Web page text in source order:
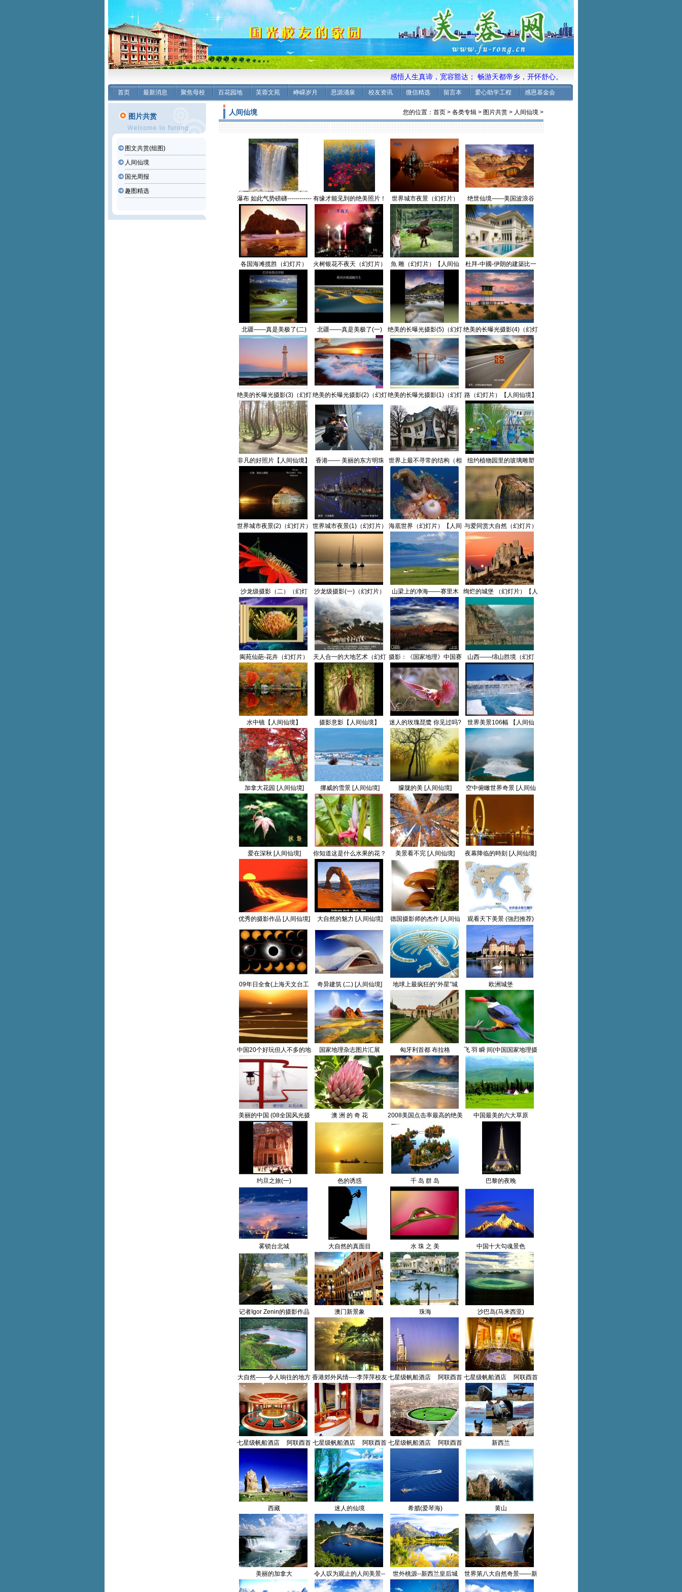
感悟人生真谛，宽容豁达； 畅游天都帝乡，开怀舒心。 感悟人生真谛，宽容豁达；
首页 最新消息 聚焦母校 百花园地 芙蓉文苑 峥嵘岁月 思源涌泉 校友资讯 微信精选 留言本 爱心助学工程 感恩基金会
图片共赏
图文共赏(组图)
人间仙境
国光周报
趣图精选
人间仙境 您的位置： 首页 > 各类专辑 > 图片共赏 > 人间仙境 >
瀑布 如此气势磅礴------------
----------【人间仙境】
有缘才能见到的绝美照片！
【人间仙境】
世界城市夜景（幻灯片）
【人间仙境】
绝世仙境——美国波浪谷
（幻灯片）【图文共赏】
各国海滩揽胜（幻灯片）
【人间仙境】
火树银花不夜天（幻灯片）
魚 雕（幻灯片）【人间仙
境】
杜拜-中國-伊朗的建築比一
比（幻灯片）【人间仙境】
北疆——真是美极了(二)
（幻灯片）【人间仙境】
北疆——真是美极了(一)
（幻灯片）【人间仙境】
绝美的长曝光摄影(5)（幻灯
片）【人间仙境】
绝美的长曝光摄影(4)（幻灯
片）【人间仙境】
绝美的长曝光摄影(3)（幻灯
片）【人间仙境】
绝美的长曝光摄影(2)（幻灯
片）【人间仙境】
绝美的长曝光摄影(1)（幻灯
片）【人间仙境】
路（幻灯片）【人间仙境】
非凡的好照片【人间仙境】
香港—— 美丽的东方明珠
天际100观景台!【人间仙
境】
世界上最不寻常的结构（相
册视频）【人间仙境】
纽约植物园里的玻璃雕塑
（幻灯片）【人间仙境】
世界城市夜景(2)（幻灯片）
【人间仙境】
世界城市夜景(1)（幻灯片）
【人间仙境】
海底世界（幻灯片）【人间
仙境】
与爱同赏大自然（幻灯片）
沙龙级摄影（二）（幻灯
片）【人间仙境】
沙龙级摄影(一)（幻灯片）
【人间仙境】
山梁上的净海——赛里木
（幻灯片）【人间仙境】
绚烂的城堡 （幻灯片）【人
阆苑仙葩-花卉（幻灯片）
【人间仙境】
天人合一的大地艺术（幻灯
片）【人间仙境】
摄影：《国家地理》中国赛
山西——绵山胜境（幻灯
片）【人间仙境】
水中镜【人间仙境】 摄影意影【人间仙境】 迷人的玫瑰琵鹭 你见过吗?
世界美景106幅 【人间仙
境】
加拿大花园 [人间仙境] 挪威的雪景 [人间仙境] 朦胧的美 [人间仙境]
空中俯瞰世界奇景 [人间仙
境]
爱在深秋 [人间仙境]
你知道这是什么水果的花？
[人间仙境]
美景看不完 [人间仙境] 夜幕降临的時刻 [人间仙境]
优秀的摄影作品 [人间仙境] 大自然的魅力 [人间仙境]
德国摄影师的杰作 [人间仙
境]
观看天下美景 (強烈推荐)
[人间仙境]
09年日全食(上海天文台工
作情况报告) [人间仙境]
奇异建筑 (二) [人间仙境]
地球上最疯狂的“外星”城
欧洲城堡
中国20个好玩但人不多的地
方
国家地理杂志图片汇展 匈牙利首都 布拉格
飞 羽 瞬 间(中国国家地理摄
影大赛作品选)
美丽的中国 (08全国风光摄
影艺术大展获奖作品)
澳 洲 的 奇 花
2008美国点击率最高的绝美
中国最美的六大草原
约旦之旅(一) 色的诱惑 千 岛 群 岛 巴黎的夜晚
雾锁台北城 大自然的真面目 水 珠 之 美 中国十大勾魂景色
记者Igor Zenin的摄影作品 澳门新景象 珠海 沙巴岛(马来西亚)
大自然――令人响往的地方
(香港)
香港郊外风情----李萍萍校友
提供
七星级帆船酒店__阿联酉首
都杜拜(一)
七星级帆船酒店__阿联酉首
都杜拜(二)
七星级帆船酒店__阿联酉首
都杜拜(三)
七星级帆船酒店__阿联酉首
都杜拜(四)
七星级帆船酒店__阿联酉首
新西兰
西藏 迷人的仙境 希腊(爱琴海) 黄山
美丽的加拿大
令人叹为观止的人间美景--
广西
世外桃源--新西兰皇后城
世界第八大自然奇景――新
西兰美福湾(二)